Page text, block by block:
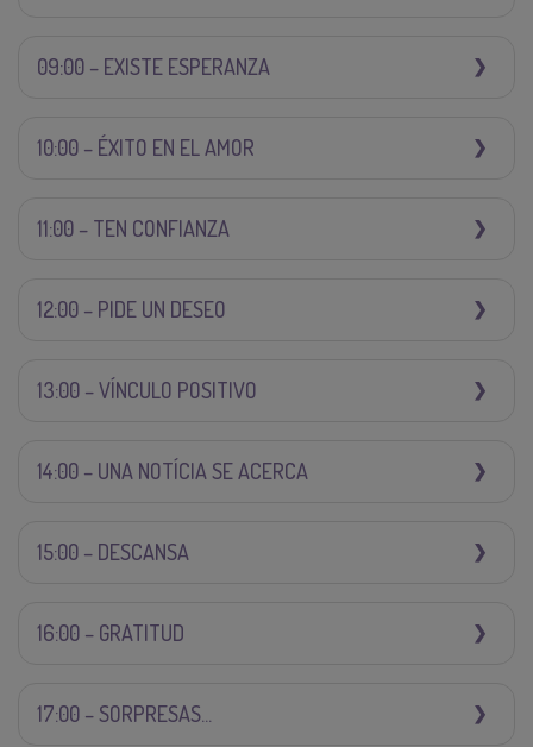
09:00 – EXISTE ESPERANZA
10:00 – ÉXITO EN EL AMOR
11:00 – TEN CONFIANZA
12:00 – PIDE UN DESEO
13:00 – VÍNCULO POSITIVO
14:00 – UNA NOTÍCIA SE ACERCA
15:00 – DESCANSA
16:00 – GRATITUD
17:00 – SORPRESAS...